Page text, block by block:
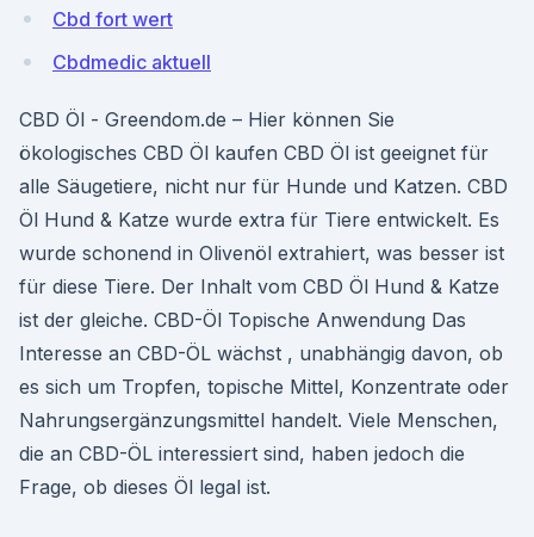
Cbd fort wert
Cbdmedic aktuell
CBD Öl - Greendom.de – Hier können Sie
ökologisches CBD Öl kaufen CBD Öl ist geeignet für
alle Säugetiere, nicht nur für Hunde und Katzen. CBD
Öl Hund & Katze wurde extra für Tiere entwickelt. Es
wurde schonend in Olivenöl extrahiert, was besser ist
für diese Tiere. Der Inhalt vom CBD Öl Hund & Katze
ist der gleiche. CBD-Öl Topische Anwendung Das
Interesse an CBD-ÖL wächst , unabhängig davon, ob
es sich um Tropfen, topische Mittel, Konzentrate oder
Nahrungsergänzungsmittel handelt. Viele Menschen,
die an CBD-ÖL interessiert sind, haben jedoch die
Frage, ob dieses Öl legal ist.